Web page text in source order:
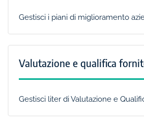
Gestisci i piani di miglioramento
Valutazione e qualifica
Gestisci liter di Valutazione e